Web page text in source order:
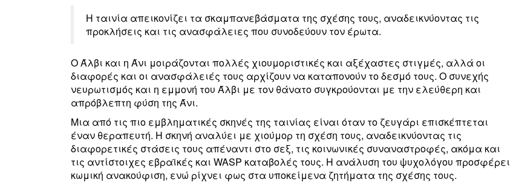
Η ταινία απεικονίζει τα σκαμπανεβάσματα της σχέσης τους, αναδεικνύοντας τις
προκλήσεις και τις ανασφάλειες που συνοδεύουν τον έρωτα.
Ο Άλβι και η Άνι μοιράζονται πολλές χιουμοριστικές και αξέχαστες στιγμές, αλλά οι
διαφορές και οι ανασφάλειές τους αρχίζουν να καταπονούν το δεσμό τους. Ο συνεχής
νευρωτισμός και η εμμονή του Άλβι με τον θάνατο συγκρούονται με την ελεύθερη και
απρόβλεπτη φύση της Άνι.
Μια από τις πιο εμβληματικές σκηνές της ταινίας είναι όταν το ζευγάρι επισκέπτεται
έναν θεραπευτή. Η σκηνή αναλύει με χιούμορ τη σχέση τους, αναδεικνύοντας τις
διαφορετικές στάσεις τους απέναντι στο σεξ, τις κοινωνικές συναναστροφές, ακόμα και
τις αντίστοιχες εβραϊκές και WASP καταβολές τους. Η ανάλυση του ψυχολόγου προσφέρει
κωμική ανακούφιση, ενώ ρίχνει φως στα υποκείμενα ζητήματα της σχέσης τους.